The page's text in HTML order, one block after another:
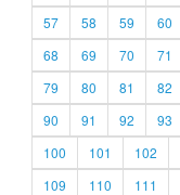
57
58 59 60
68
69 70 71
79
80 81 82
90
91 92 93
100
101 102
109
110 111